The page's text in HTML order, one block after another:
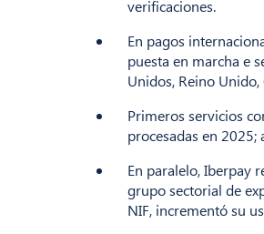
verificaciones.
En pagos
puesta en marcha e
Unidos, Reino
Primeros servicios
procesadas en
En paralelo, Iberpay
grupo sectorial de
NIF, incrementó su